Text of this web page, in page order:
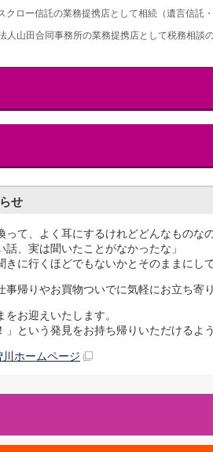
ス
クロー信託の業務提携店として相続（遺言信託
人山田合同事務所の業務提携店として税務相談
せ
って、よく耳にするけれどどんなものなの
話、実は聞いたことがなかったな」
きに行くほどでもないかとそのままにし
事帰りやお買物ついでに気軽にお立ち寄
お迎えいたします。
」という発見をお持ち帰りいただける
ホームページ